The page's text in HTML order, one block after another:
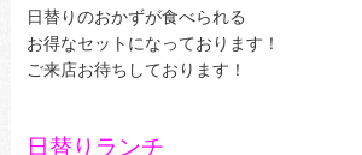
日替りのおかずが食べられる
お得なセットになっております！
ご来店お待ちしております！
日替りランチ